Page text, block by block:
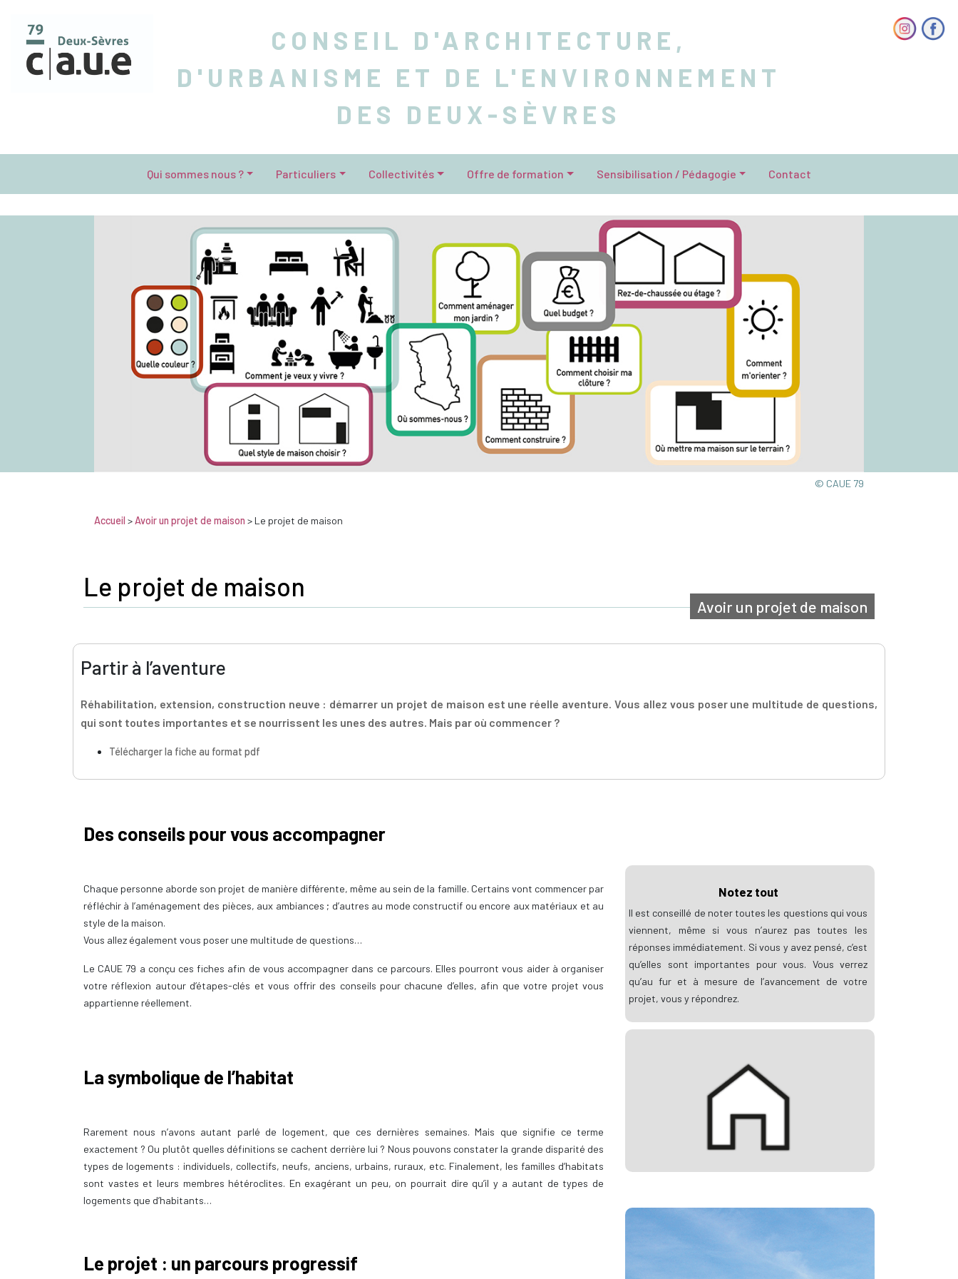
CONSEIL D'ARCHITECTURE,
D'URBANISME ET DE L'ENVIRONNEMENT
DES DEUX-SÈVRES
Qui sommes nous ? Particuliers Collectivités Offre de formation Sensibilisation / Pédagogie Contact
© CAUE 79
Accueil >Avoir un projet de maison > Le projet de maison
Le projet de maison
Avoir un projet de maison
Partir à l’aventure
Réhabilitation, extension, construction neuve : démarrer un projet de maison est une réelle aventure. Vous allez vous poser une multitude de questions,
qui sont toutes importantes et se nourrissent les unes des autres. Mais par où commencer ?
Télécharger la fiche au format pdf
Des conseils pour vous accompagner
Chaque personne aborde son projet de manière différente, même au sein de la famille. Certains vont commencer par
réfléchir à l’aménagement des pièces, aux ambiances ; d’autres au mode constructif ou encore aux matériaux et au
style de la maison.
Vous allez également vous poser une multitude de questions…
Le CAUE 79 a conçu ces fiches afin de vous accompagner dans ce parcours. Elles pourront vous aider à organiser
votre réflexion autour d’étapes-clés et vous offrir des conseils pour chacune d’elles, afin que votre projet vous
appartienne réellement.
La symbolique de l’habitat
Rarement nous n’avons autant parlé de logement, que ces dernières semaines. Mais que signifie ce terme
exactement ? Ou plutôt quelles définitions se cachent derrière lui ? Nous pouvons constater la grande disparité des
types de logements : individuels, collectifs, neufs, anciens, urbains, ruraux, etc. Finalement, les familles d’habitats
sont vastes et leurs membres hétéroclites. En exagérant un peu, on pourrait dire qu’il y a autant de types de
logements que d’habitants…
Le projet : un parcours progressif
Notez tout
Il est conseillé de noter toutes les questions qui vous
viennent, même si vous n’aurez pas toutes les
réponses immédiatement. Si vous y avez pensé, c’est
qu’elles sont importantes pour vous. Vous verrez
qu’au fur et à mesure de l’avancement de votre
projet, vous y répondrez.